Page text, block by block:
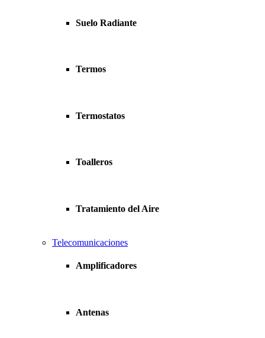
Suelo Radiante
Termos
Termostatos
Toalleros
Tratamiento del Aire
Telecomunicaciones
Amplificadores
Antenas